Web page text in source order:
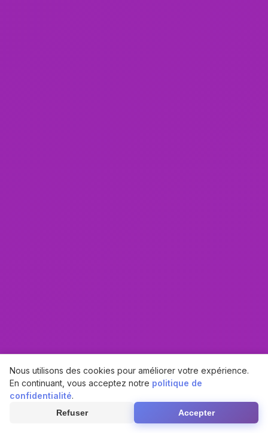
Nous utilisons des cookies pour améliorer votre expérience.
En continuant, vous acceptez notre politique de
confidentialité.
Refuser Accepter